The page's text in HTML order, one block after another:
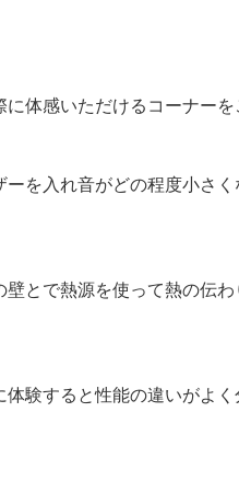
体感いただけるコーナーを
を入れ音がどの程度小さく
とで熱源を使って熱の伝わ
験すると性能の違いがよく